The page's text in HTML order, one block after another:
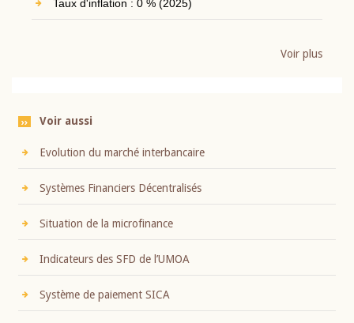
Taux d'inflation : 0 % (2025)
Voir plus
Voir aussi
Evolution du marché interbancaire
Systèmes Financiers Décentralisés
Situation de la microfinance
Indicateurs des SFD de l’UMOA
Système de paiement SICA